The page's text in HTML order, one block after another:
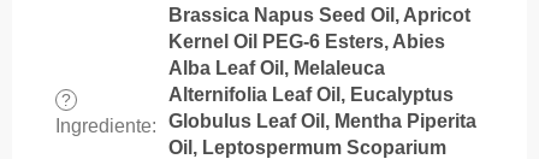
?
Ingrediente:
Brassica Napus Seed Oil, Apricot
Kernel Oil PEG-6 Esters, Abies
Alba Leaf Oil, Melaleuca
Alternifolia Leaf Oil, Eucalyptus
Globulus Leaf Oil, Mentha Piperita
Oil, Leptospermum Scoparium